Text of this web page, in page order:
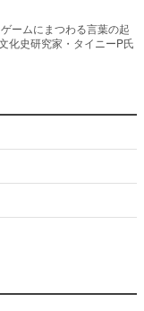
ームにまつわる言葉の起
化史研究家・タイニーP氏